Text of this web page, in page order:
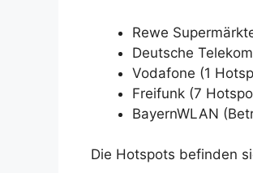
Rewe
Deutsche
Vodafone (1
Freifunk (7
BayernWLAN
Die Hotspots befinden